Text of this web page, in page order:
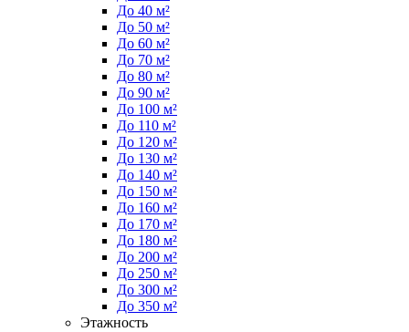
До 40 м²
До 50 м²
До 60 м²
До 70 м²
До 80 м²
До 90 м²
До 100 м²
До 110 м²
До 120 м²
До 130 м²
До 140 м²
До 150 м²
До 160 м²
До 170 м²
До 180 м²
До 200 м²
До 250 м²
До 300 м²
До 350 м²
Этажность